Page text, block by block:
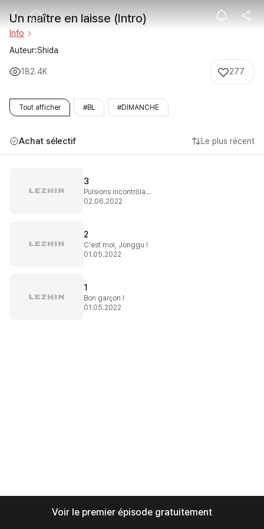
Un maître en
Un maître en laisse (Intro)
Info
Auteur:Shida
182.4K 277
Tout afficher #BL #DIMANCHE
Achat sélectif Le plus récent
3
Pulsions incontrôlables
02.06.2022
2
C'est moi, Jonggu !
01.05.2022
1
Bon garçon !
01.05.2022
Voir le premier épisode gratuitement